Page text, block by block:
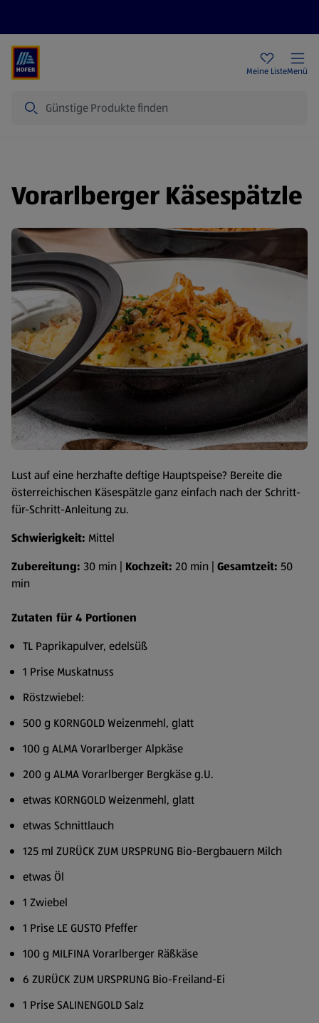
Meine ListeMenü
Vorarlberger Käsespätzle
Lust auf eine herzhafte deftige Hauptspeise? Bereite die
österreichischen Käsespätzle ganz einfach nach der Schritt-
für-Schritt-Anleitung zu.
Schwierigkeit: Mittel
Zubereitung: 30 min | Kochzeit: 20 min | Gesamtzeit: 50
min
Zutaten für 4 Portionen
TL Paprikapulver, edelsüß
1 Prise Muskatnuss
Röstzwiebel:
500 g KORNGOLD Weizenmehl, glatt
100 g ALMA Vorarlberger Alpkäse
200 g ALMA Vorarlberger Bergkäse g.U.
etwas KORNGOLD Weizenmehl, glatt
etwas Schnittlauch
125 ml ZURÜCK ZUM URSPRUNG Bio-Bergbauern Milch
etwas Öl
1 Zwiebel
1 Prise LE GUSTO Pfeffer
100 g MILFINA Vorarlberger Räßkäse
6 ZURÜCK ZUM URSPRUNG Bio-Freiland-Ei
1 Prise SALINENGOLD Salz